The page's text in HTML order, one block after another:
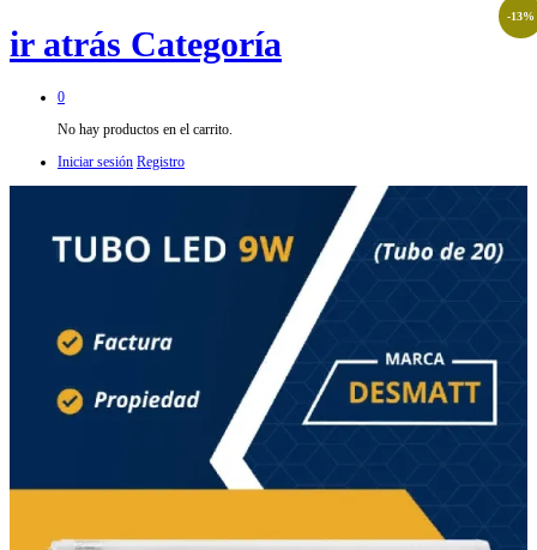
ir atrás Categoría
0
No hay productos en el carrito.
Iniciar sesión Registro
-13%